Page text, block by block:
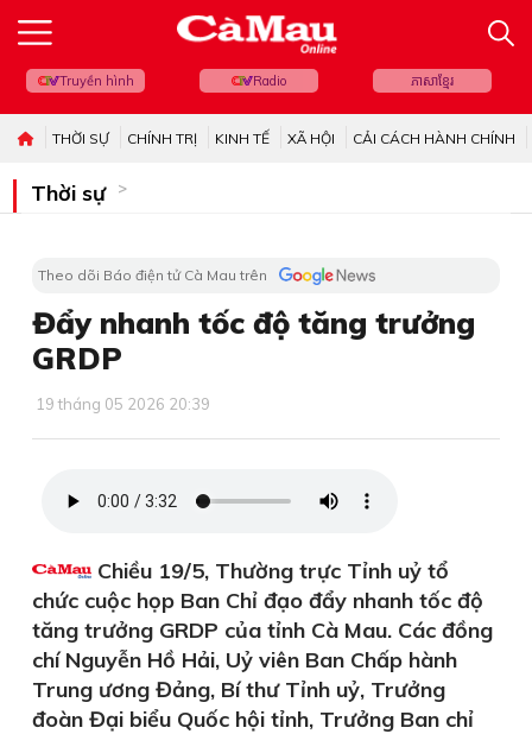
Truyền hình Radio ភាសាខ្មែរ
THỜI SỰ CHÍNH TRỊ KINH TẾ XÃ HỘI CẢI CÁCH HÀNH CHÍNH
Thời sự
Theo dõi Báo điện tử Cà Mau trên
Đẩy nhanh tốc độ tăng trưởng
GRDP
19 tháng 05 2026 20:39
Chiều 19/5, Thường trực Tỉnh uỷ tổ
chức cuộc họp Ban Chỉ đạo đẩy nhanh tốc độ
tăng trưởng GRDP của tỉnh Cà Mau. Các đồng
chí Nguyễn Hồ Hải, Uỷ viên Ban Chấp hành
Trung ương Đảng, Bí thư Tỉnh uỷ, Trưởng
đoàn Đại biểu Quốc hội tỉnh, Trưởng Ban chỉ